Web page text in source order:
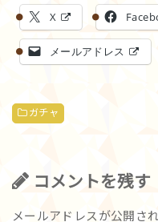
X
メールアドレス
ガチャ
コメントを残す
メールアドレスが公開さ